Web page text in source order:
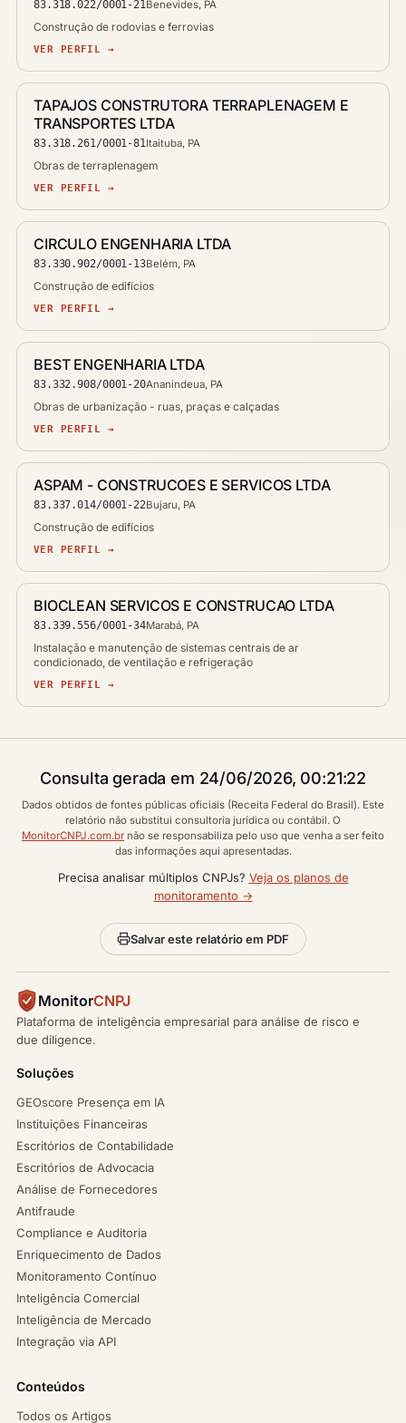
83.318.022/0001-21 Benevides, PA
Construção de rodovias e ferrovias
VER PERFIL →
TAPAJOS CONSTRUTORA TERRAPLENAGEM E
TRANSPORTES LTDA
83.318.261/0001-81 Itaituba, PA
Obras de terraplenagem
VER PERFIL →
CIRCULO ENGENHARIA LTDA
83.330.902/0001-13Belém, PA
Construção de edifícios
VER PERFIL →
BEST ENGENHARIA LTDA
83.332.908/0001-20Ananindeua, PA
Obras de urbanização - ruas, praças e calçadas
VER PERFIL →
ASPAM - CONSTRUCOES E SERVICOS LTDA
83.337.014/0001-22Bujaru, PA
Construção de edifícios
VER PERFIL →
BIOCLEAN SERVICOS E CONSTRUCAO LTDA
83.339.556/0001-34Marabá, PA
Instalação e manutenção de sistemas centrais de ar
condicionado, de ventilação e refrigeração
VER PERFIL →
Consulta gerada em 24/06/2026, 00:21:22
Dados obtidos de fontes públicas oficiais (Receita Federal do Brasil). Este
relatório não substitui consultoria jurídica ou contábil. O
MonitorCNPJ.com.br não se responsabiliza pelo uso que venha a ser feito
das informações aqui apresentadas.
Precisa analisar múltiplos CNPJs? Veja os planos de
monitoramento →
Salvar este relatório em PDF
MonitorCNPJ
Plataforma de inteligência empresarial para análise de risco e
due diligence.
Soluções
GEOscore Presença em IA
Instituições Financeiras
Escritórios de Contabilidade
Escritórios de Advocacia
Análise de Fornecedores
Antifraude
Compliance e Auditoria
Enriquecimento de Dados
Monitoramento Contínuo
Inteligência Comercial
Inteligência de Mercado
Integração via API
Conteúdos
Todos os Artigos